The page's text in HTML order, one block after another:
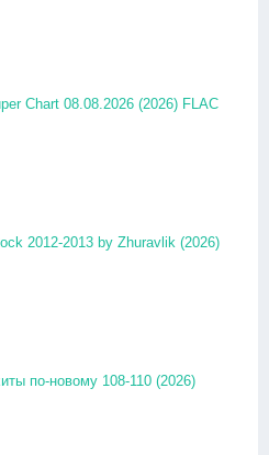
Chart 08.08.2026 (2026) FLAC
2012-2013 by Zhuravlik (2026)
по-новому 108-110 (2026)